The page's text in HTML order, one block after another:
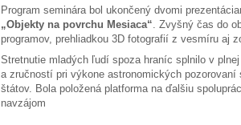
Program seminára bol ukončený dvomi
„Objekty na povrchu Mesiaca“. Zvyšný čas do
programov, prehliadkou 3D fotografií z vesmíru aj
Stretnutie mladých ľudí spoza hraníc splnilo v
a zručností pri výkone astronomických
štátov. Bola položená platforma na ďalšiu
navzájom